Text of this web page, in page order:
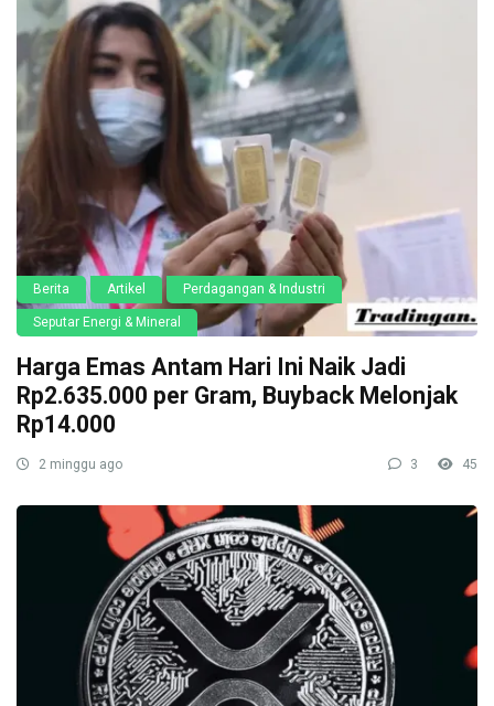
Berita Artikel Perdagangan & Industri
Seputar Energi & Mineral
Harga Emas Antam Hari Ini Naik Jadi
Rp2.635.000 per Gram, Buyback Melonjak
Rp14.000
2 minggu ago 3 45